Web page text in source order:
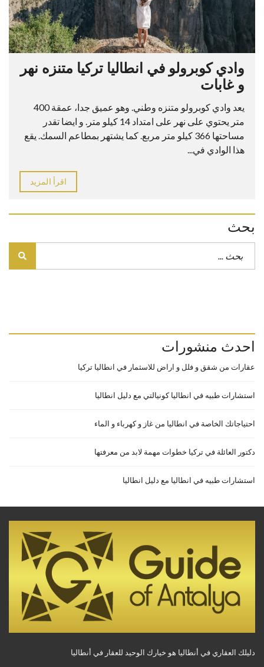
وادي كوبرولو في انطاليا تركيا متنزه نهر
و غابات
يعد وادي كوبرولو متنزه وطني. وهو عميق جدا، عمقة 400
متر يحتوي على نهر على امتداد 14 كيلو متر. و ايضا تقدر
مساحتها 366 كيلو متر مربع. كما يشتهر بمطاعم السمك. يقع
هذا الوادي في...
اقرأ المزيد
بحث
احدث منشورات
عقارات من شقق و فلل و اراض للاسثمار في انطاليا تركيا
استشارات طبيه في انطاليا كونيالتي مع دليل انطاليا
احتياجاتك الخاصة في انطاليا من غاز و كهرباء و الماء
دكتور العائلة في تركيا خطوات مهمة لابد من معرفتها
استشارات طبيه في انطاليا مع دليل انطاليا
دليلك العقاري في أنطاليا هو خيارك الوحيد للعقار في أنطاليا